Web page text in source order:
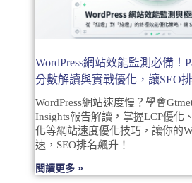
WordPress網站效能監測必備！
分數解讀與實戰優化，讓SEO
WordPress網站速度慢？學會
Insights報告解讀，掌握LCP優化
化等網站速度優化技巧，讓你的
速，SEO排名飆升！
閱讀更多 »